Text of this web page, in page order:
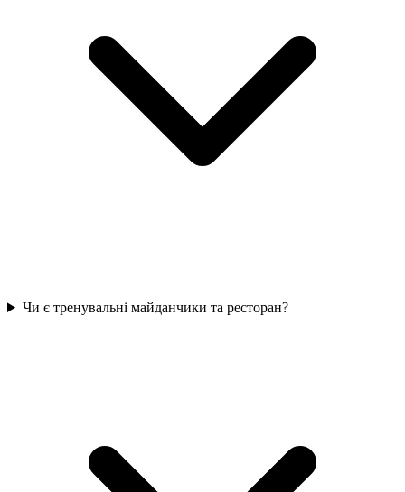
Чи є тренувальні майданчики та ресторан?